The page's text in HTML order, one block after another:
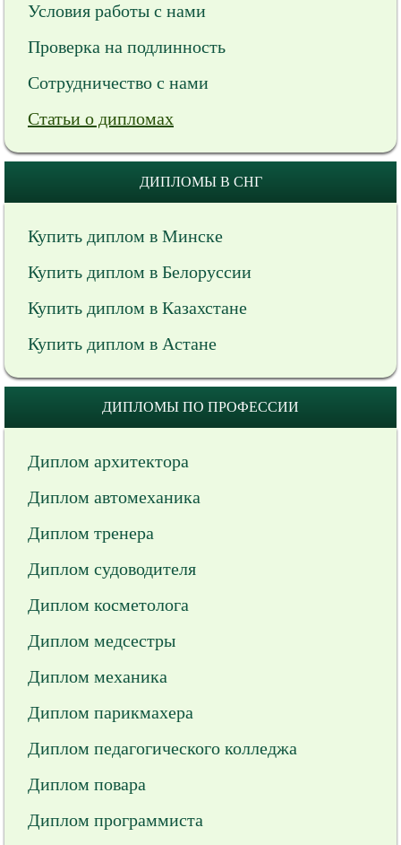
Условия работы с нами
Проверка на подлинность
Сотрудничество с нами
Статьи о дипломах
ДИПЛОМЫ В СНГ
Купить диплом в Минске
Купить диплом в Белоруссии
Купить диплом в Казахстане
Купить диплом в Астане
ДИПЛОМЫ ПО ПРОФЕССИИ
Диплом архитектора
Диплом автомеханика
Диплом тренера
Диплом судоводителя
Диплом косметолога
Диплом медсестры
Диплом механика
Диплом парикмахера
Диплом педагогического колледжа
Диплом повара
Диплом программиста